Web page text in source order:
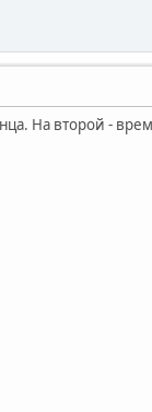
На второй -